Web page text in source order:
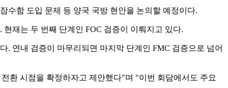
수함 도입 문제 등 양국 국방 현안을 논의할 예정이다.
재는 두 번째 단계인 FOC 검증이 이뤄지고 있다.
. 연내 검증이 마무리되면 마지막 단계인 FMC 검증으로 넘어
환 시점을 확정하자고 제안했다"며 "이번 회담에서도 주요